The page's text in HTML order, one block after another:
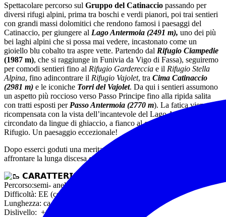
Spettacolare percorso sul Gruppo del Catinaccio passando per
diversi rifugi alpini, prima tra boschi e verdi pianori, poi trai sentieri
con grandi massi dolomitici che rendono famosi i paesaggi del
Catinaccio, per giungere al Lago Antermoia (2491 m), uno dei più
bei laghi alpini che si possa mai vedere, incastonato come un
gioiello blu cobalto tra aspre vette. Partendo dal Rifugio Ciampedie
(1987 m), che si raggiunge in Funivia da Vigo di Fassa), seguiremo
per comodi sentieri fino al Rifugio Gardereccia e il Rifugio Stella
Alpina, fino adincontrare il Rifugio Vajolet, tra Cima Catinaccio
(2981 m) e le iconiche Torri del Vajolet. Da qui i sentieri assumono
un aspetto più roccioso verso Passo Principe fino alla ripida salita
con tratti esposti per Passo Antermoia (2770 m). La fatica viene
ricompensata con la vista dell’incantevole del Lago Antermoia,
circondato da lingue di ghiaccio, a fianco al quale sorge l’omonimo
Rifugio. Un paesaggio eccezionale!
Dopo esserci goduti una meritata sosta, ci incammineremo per
affrontare la lunga discesa che ci riporterà a valle.
𝗖𝗔𝗥𝗔𝗧𝗧𝗘𝗥𝗜𝗦𝗧𝗜𝗖HE
Percorso:semi- anello (spoletta auto)
Difficoltà: EE (con tratti esposti)
Lunghezza: ca.18,5 km
Dislivello: +1120 m / -1620